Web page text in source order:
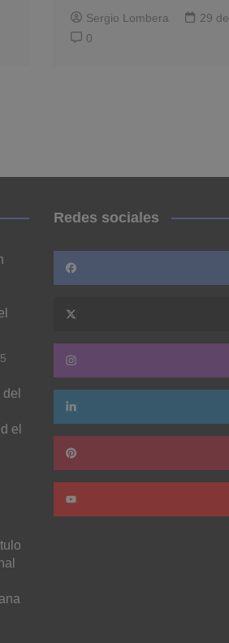
Sergio Lombera
29
0
el
Redes sociales